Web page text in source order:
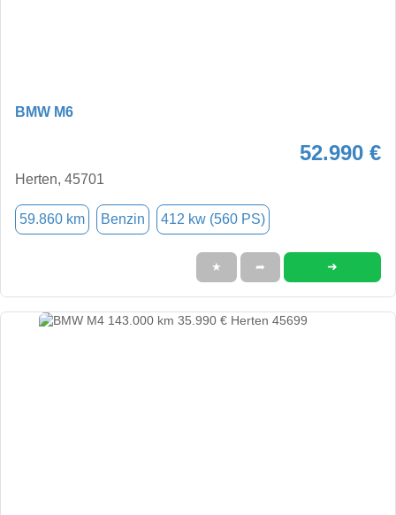
BMW M6
52.990 €
Herten, 45701
59.860 km Benzin 412 kw (560 PS)
★ ➦ ➜